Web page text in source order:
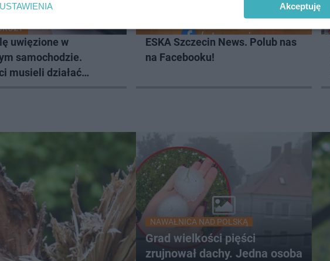
uwięzione w
samochodzie.
musieli działać
ESKA Szczecin News. Polub nas
na Facebooku!
NAWAŁNICA NAD POLSKĄ
Grad wielkości pięści
zrujnował dachy. Jedna osoba
USTAWIENIA Akceptuję